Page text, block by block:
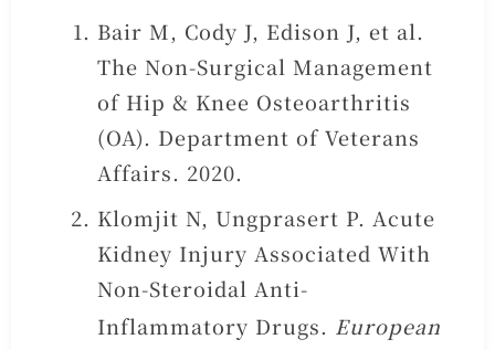
Bair M, Cody J, Edison J, et al.
The Non-Surgical Management
of Hip & Knee Osteoarthritis
(OA). Department of Veterans
Affairs. 2020.
Klomjit N, Ungprasert P. Acute
Kidney Injury Associated With
Non-Steroidal Anti-
Inflammatory Drugs. European